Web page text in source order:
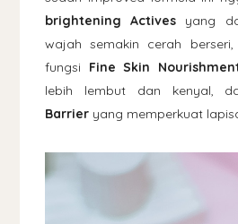
brightening Actives yang
wajah semakin cerah
fungsi Fine Skin
lebih lembut dan kenyal,
Barrier yang memperkuat